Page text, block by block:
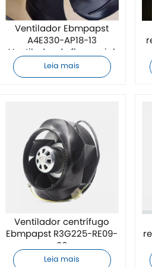
Ventilador Ebmpapst
A4E330-AP18-13
Ventilador de fluxo axial
Leia mais
Ventilador centrífugo
Ebmpapst R3G225-RE09-
06
Leia mais